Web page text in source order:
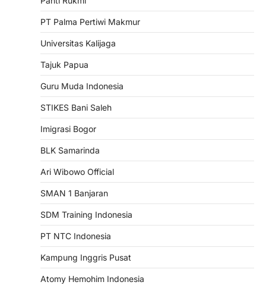
PT Palma Pertiwi Makmur
Universitas Kalijaga
Tajuk Papua
Guru Muda Indonesia
STIKES Bani Saleh
Imigrasi Bogor
BLK Samarinda
Ari Wibowo Official
SMAN 1 Banjaran
SDM Training Indonesia
PT NTC Indonesia
Kampung Inggris Pusat
Atomy Hemohim Indonesia